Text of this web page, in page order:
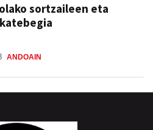
sortzaileen eta
ANDOAIN